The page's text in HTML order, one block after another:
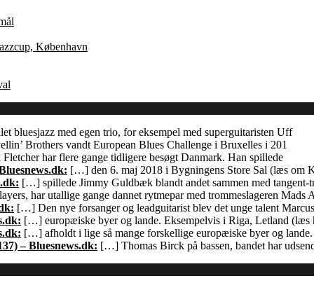
København
bluesjazz med egen trio, for eksempel med superguitaristen Uff
Brothers vandt European Blues Challenge i Bruxelles i 201
har flere gange tidligere besøgt Danmark. Han spillede
[…] den 6. maj 2018 i Bygningens Store Sal (læs om
[…] spillede Jimmy Guldbæk blandt andet sammen med tangent-
har utallige gange dannet rytmepar med trommeslageren Mads
[…] Den nye forsanger og leadguitarist blev det unge talent
[…] europæiske byer og lande. Eksempelvis i Riga, Letland (læs
[…] afholdt i lige så mange forskellige europæiske byer og lande.
– Bluesnews.dk: […] Thomas Birck på bassen, bandet har